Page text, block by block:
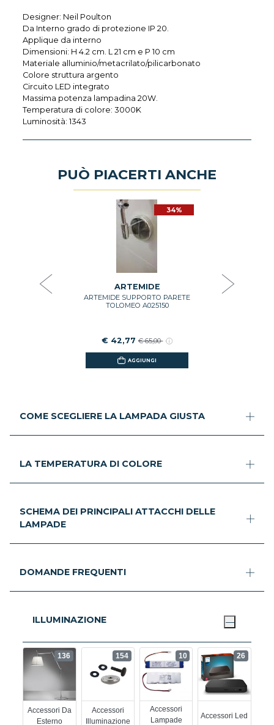
Designer: Neil Poulton
Da Interno grado di protezione IP 20.
Applique da interno
Dimensioni: H 4.2 cm. L 21 cm e P 10 cm
Materiale alluminio/metacrilato/pilicarbonato
Colore struttura argento
Circuito LED integrato
Massima potenza lampadina 20W.
Temperatura di colore: 3000K
Luminosità: 1343
PUÒ PIACERTI ANCHE
34%
ARTEMIDE
ARTEMIDE SUPPORTO PARETE
TOLOMEO A025150
€ 42,77 € 65,00
AGGIUNGI
COME SCEGLIERE LA LAMPADA GIUSTA
LA TEMPERATURA DI COLORE
SCHEMA DEI PRINCIPALI ATTACCHI DELLE
LAMPADE
DOMANDE FREQUENTI
ILLUMINAZIONE
Accessori Da
Esterno
136
Accessori
Illuminazione
154
Accessori
Lampade
10
Accessori Led
26